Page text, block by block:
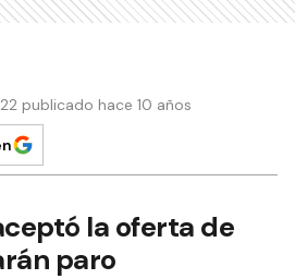
publicado hace 10 años
la oferta de
paro